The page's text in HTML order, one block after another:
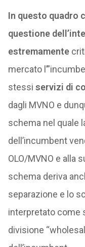
In questo quadro
questione
estremamente
mercato
stessi servizi di
dagli MVNO e
schema nel quale
dell’incumbent
OLO/MVNO e alla
schema deriva
separazione e lo
interpretato come
divisione